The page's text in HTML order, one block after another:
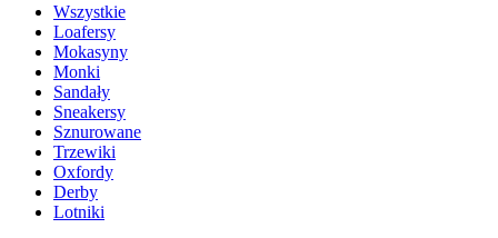
Wszystkie
Loafersy
Mokasyny
Monki
Sandały
Sneakersy
Sznurowane
Trzewiki
Oxfordy
Derby
Lotniki